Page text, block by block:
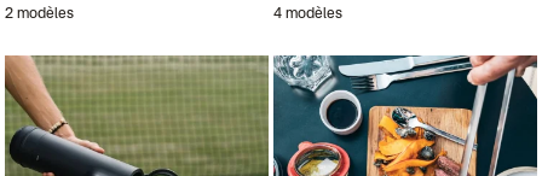
2 modèles
4 modèles